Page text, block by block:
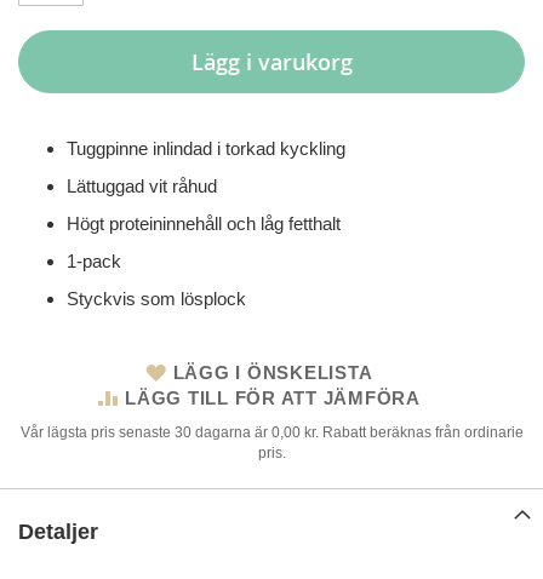
Lägg i varukorg
Tuggpinne inlindad i torkad kyckling
Lättuggad vit råhud
Högt proteininnehåll och låg fetthalt
1-pack
Styckvis som lösplock
LÄGG I ÖNSKELISTA
LÄGG TILL FÖR ATT JÄMFÖRA
Vår lägsta pris senaste 30 dagarna är 0,00 kr. Rabatt beräknas från ordinarie
pris.
Detaljer